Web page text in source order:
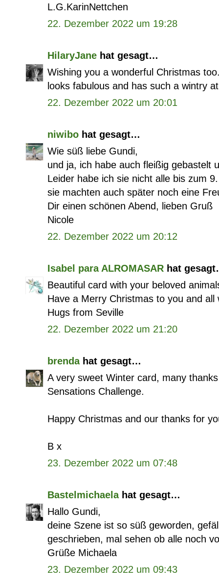
L.G.KarinNettchen
22. Dezember 2022 um 19:28
HilaryJane hat gesagt…
Wishing you a wonderful Christmas
looks fabulous and has such a wintry
22. Dezember 2022 um 20:01
niwibo hat gesagt…
Wie süß liebe Gundi,
und ja, ich habe auch fleißig gebastelt
Leider habe ich sie nicht alle bis zum
sie machten auch später noch eine
Dir einen schönen Abend, lieben Gruß
Nicole
22. Dezember 2022 um 20:12
Isabel para ALROMASAR hat
Beautiful card with your beloved
Have a Merry Christmas to you and all
Hugs from Seville
22. Dezember 2022 um 21:20
brendahat gesagt…
A very sweet Winter card, many
Sensations Challenge.
Happy Christmas and our thanks for
B x
23. Dezember 2022 um 07:48
Bastelmichaelahat gesagt…
Hallo Gundi,
deine Szene ist so süß geworden,
geschrieben, mal sehen ob alle noch
Grüße Michaela
23. Dezember 2022 um 09:43